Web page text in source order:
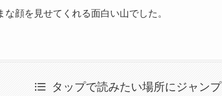
顔を見せてくれる面白い山でした。
タップで読みたい場所にジャンプ